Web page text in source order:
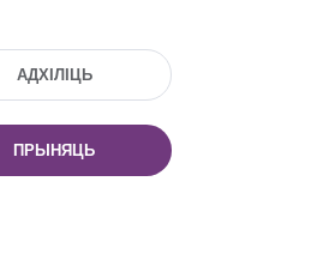
116
Беларусь, 220114
37 37, Факс: (+375 17)
АДХІЛІЦЬ
ПРЫНЯЦЬ